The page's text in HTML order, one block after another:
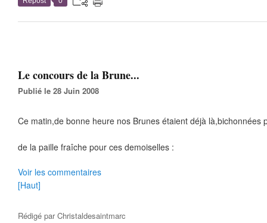
Le concours de la Brune...
Publié le 28 Juin 2008
Ce matin,de bonne heure nos Brunes étaient déjà là,bichonnées
de la paille fraîche pour ces demoiselles :
Voir les commentaires
[Haut]
Rédigé parChristaldesaintmarc